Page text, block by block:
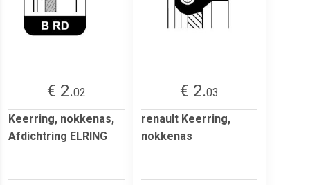
€ 2.02
Keerring, nokkenas,
Afdichtring ELRING
€ 2.03
renault Keerring,
nokkenas